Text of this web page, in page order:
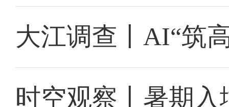
大江调查丨AI“筑
时空观察丨暑期入